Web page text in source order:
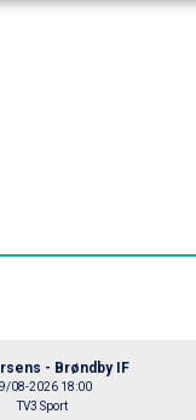
- Brøndby IF
08-2026 18:00
TV3 Sport